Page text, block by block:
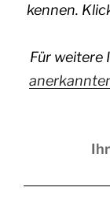
kennen.
Für weitere